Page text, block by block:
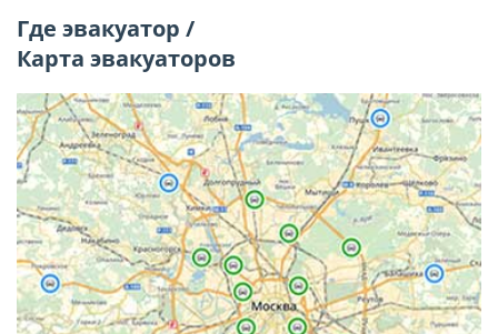
Где эвакуатор /
Карта эвакуаторов